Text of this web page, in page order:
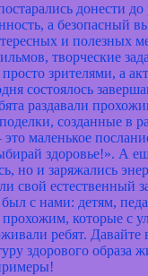
донести до
а безопасный
и полезных
творческие
зрителями, а
состоялось
раздавали
созданные в
маленькое
здоровье!». А
но и заряжались
свой естественный
с нами: детям,
которые с
ребят. Давайте
здорового образа